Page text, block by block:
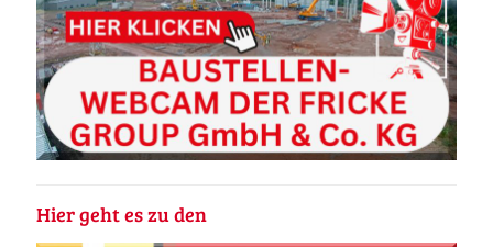
Hier geht es zu den